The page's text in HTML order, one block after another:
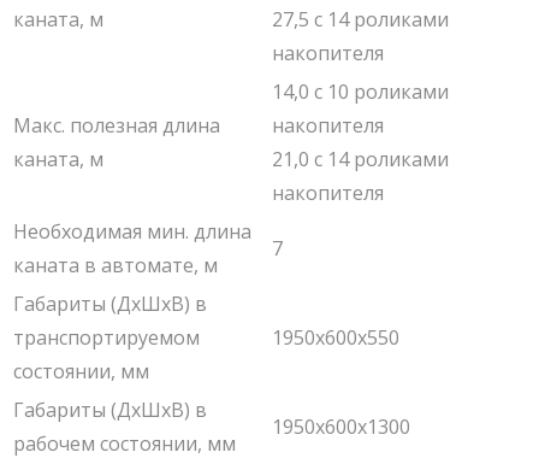
каната, м
27,5 с 14 роликами
накопителя
Макс. полезная длина
каната, м
14,0 с 10 роликами
накопителя
21,0 с 14 роликами
накопителя
Необходимая мин. длина
каната в автомате, м
7
Габариты (ДxШxВ) в
транспортируемом
состоянии, мм
1950x600x550
Габариты (ДxШxВ) в
рабочем состоянии, мм
1950x600x1300